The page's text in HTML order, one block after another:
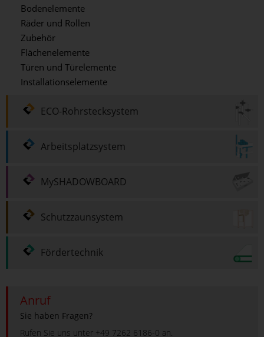
Bodenelemente
Räder und Rollen
Zubehör
Flächenelemente
Türen und Türelemente
Installationselemente
ECO-Rohrstecksystem
Arbeitsplatzsystem
MySHADOWBOARD
Schutzzaunsystem
Fördertechnik
Anruf
Sie haben Fragen?
Rufen Sie uns unter +49 7262 6186-0 an.